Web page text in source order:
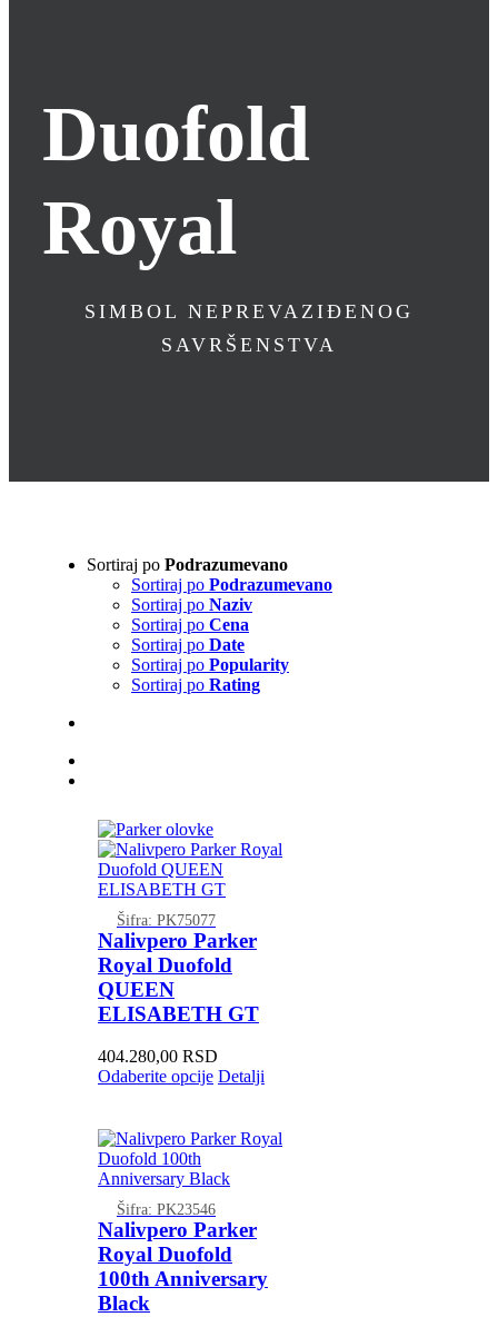
Duofold
Royal
SIMBOL NEPREVAZIĐENOG
SAVRŠENSTVA
Sortiraj po Podrazumevano
Sortiraj po Podrazumevano
Sortiraj po Naziv
Sortiraj po Cena
Sortiraj po Date
Sortiraj po Popularity
Sortiraj po Rating
Šifra: PK75077
Nalivpero Parker
Royal Duofold
QUEEN
ELISABETH GT
404.280,00 RSD
Odaberite opcije Detalji
Šifra: PK23546
Nalivpero Parker
Royal Duofold
100th Anniversary
Black